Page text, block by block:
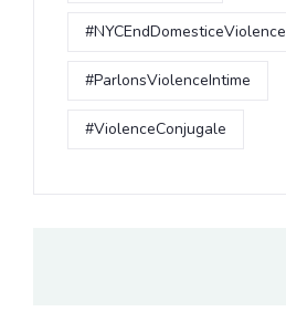
#NYCEndDomesticeViolence
#ParlonsViolenceIntime
#ViolenceConjugale